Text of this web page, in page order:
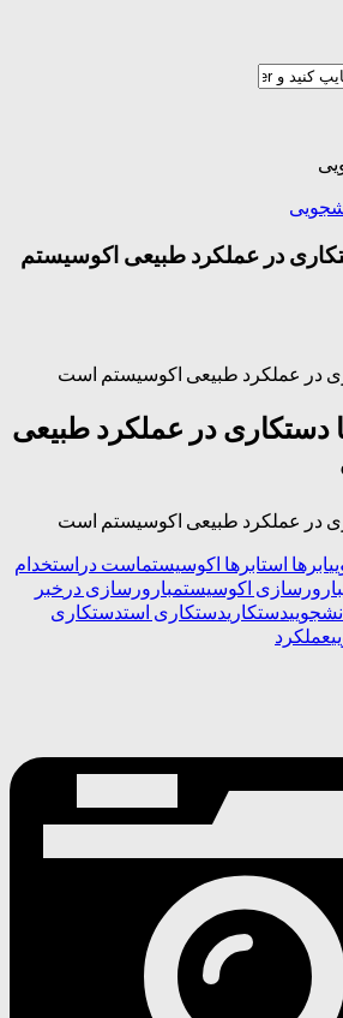
در عملکرد طبیعی اکوسیستم
در عملکرد طبیعی اکوسیستم است
دستکاری در عملکرد طبیعی
در عملکرد طبیعی اکوسیستم است
ابرها استابرها اکوسیستماست در استخدام
بارورسازی اکوسیستمبارورسازی در خبر
دستکاریدستکاری استدستکاری
عملکرد